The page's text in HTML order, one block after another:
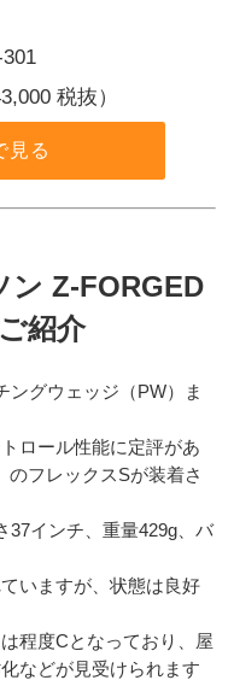
税抜）
見る
ン Z-FORGED
紹介
ングウェッジ（PW）ま
ロール性能に定評があ
のフレックスSが装着さ
37インチ、重量429g、バ
いますが、状態は良好
程度Cとなっており、屋
などが見受けられます